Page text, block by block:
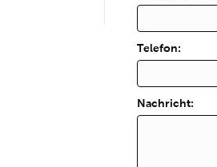
Telefon:
Nachricht: